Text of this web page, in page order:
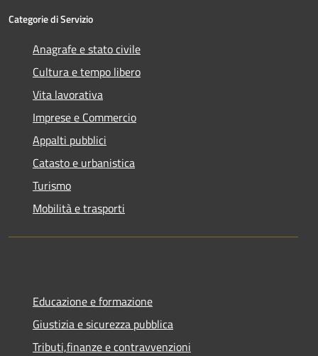
Categorie di Servizio
Anagrafe e stato civile
Cultura e tempo libero
Vita lavorativa
Imprese e Commercio
Appalti pubblici
Catasto e urbanistica
Turismo
Mobilità e trasporti
Educazione e formazione
Giustizia e sicurezza pubblica
Tributi,finanze e contravvenzioni